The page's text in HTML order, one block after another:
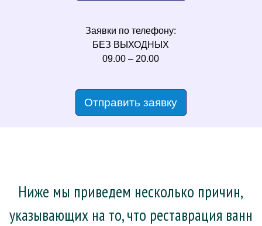
Заявки по телефону:
БЕЗ ВЫХОДНЫХ
09.00 – 20.00
Отправить заявку
Ниже мы приведем несколько причин,
указывающих на то, что реставрация ванн